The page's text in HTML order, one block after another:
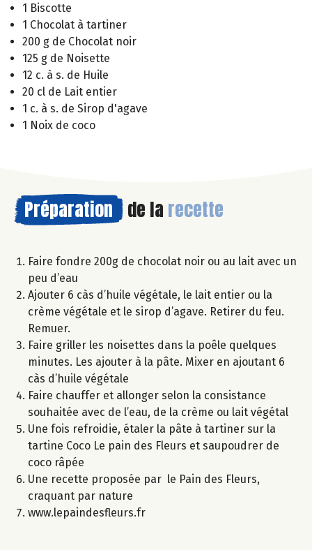
1 Biscotte
1 Chocolat à tartiner
200 g de Chocolat noir
125 g de Noisette
12 c. à s. de Huile
20 cl de Lait entier
1 c. à s. de Sirop d'agave
1 Noix de coco
Préparation de la recette
Faire fondre 200g de chocolat noir ou au lait avec un
peu d’eau
Ajouter 6 càs d’huile végétale, le lait entier ou la
crème végétale et le sirop d’agave. Retirer du feu.
Remuer.
Faire griller les noisettes dans la poêle quelques
minutes. Les ajouter à la pâte. Mixer en ajoutant 6
càs d’huile végétale
Faire chauffer et allonger selon la consistance
souhaitée avec de l’eau, de la crème ou lait végétal
Une fois refroidie, étaler la pâte à tartiner sur la
tartine Coco Le pain des Fleurs et saupoudrer de
coco râpée
Une recette proposée par le Pain des Fleurs,
craquant par nature
www.lepaindesfleurs.fr